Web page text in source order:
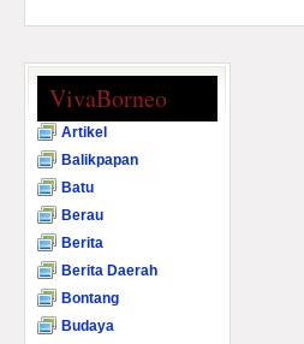
VivaBorneo
Artikel
Balikpapan
Batu
Berau
Berita
Berita Daerah
Bontang
Budaya